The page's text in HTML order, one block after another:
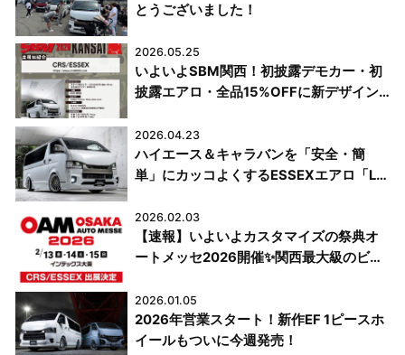
とうございました！
2026.05.25
いよいよSBM関西！初披露デモカー・初
披露エアロ・全品15%OFFに新デザイン
泉大津フェニックスへGO🦍✨
2026.04.23
ハイエース＆キャラバンを「安全・簡
単」にカッコよくするESSEXエアロ「LE
2026.02.03
【速報】いよいよカスタマイズの祭典オ
ートメッセ2026開催✨関西最大級のビッ
2026.01.05
2026年営業スタート！新作EF 1ピースホ
イールもついに今週発売！